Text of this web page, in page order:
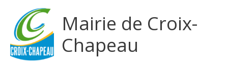
Mairie de Croix-
Chapeau